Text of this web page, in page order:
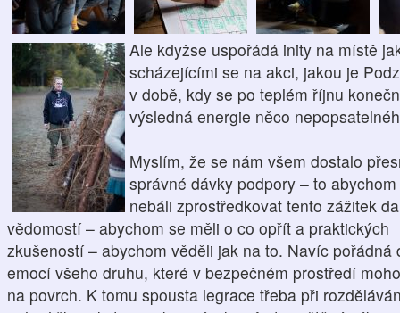
Ale kdyžse uspořádá inity na místě
scházejícími se na akci, jakou je
v době, kdy se po teplém říjnu
výsledná energie něco
Myslím, že se nám všem dostalo
správné dávky podpory – to
nebáli zprostředkovat tento zážitek
vědomostí – abychom se měli o co opřít a praktických
zkušeností – abychom věděli jak na to. Navíc pořádná
emocí všeho druhu, které v bezpečném prostředí
na povrch. K tomu spousta legrace třeba při